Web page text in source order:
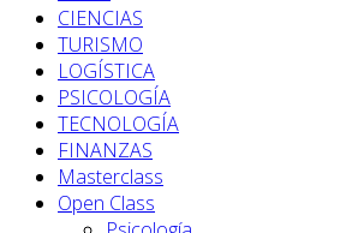
CIENCIAS
TURISMO
LOGÍSTICA
PSICOLOGÍA
TECNOLOGÍA
FINANZAS
Masterclass
Open Class